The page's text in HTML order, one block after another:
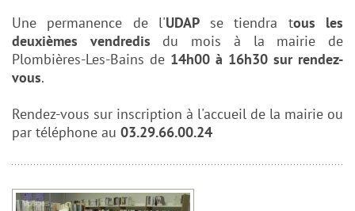
Une permanence de l'UDAPse tiendra tous les
deuxièmes vendredis du mois à la mairie de
Plombières-Les-Bains de 14h00 à 16h30 sur rendez-
vous.
Rendez-vous sur inscription à l'accueil de la mairie ou
par téléphone au 03.29.66.00.24